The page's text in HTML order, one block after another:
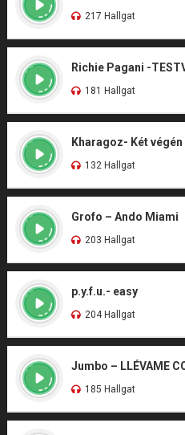
217 Hallgat
Richie Pagani -
181 Hallgat
Kharagoz- Két végén
132 Hallgat
Grofo – Ando Miami
203 Hallgat
p.y.f.u.- easy
204 Hallgat
Jumbo – LLÉVAME
185 Hallgat